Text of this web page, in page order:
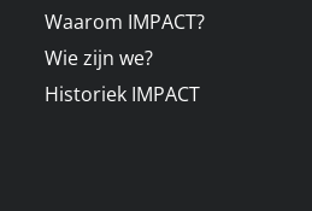
Waarom IMPACT?
Wie zijn we?
Historiek IMPACT